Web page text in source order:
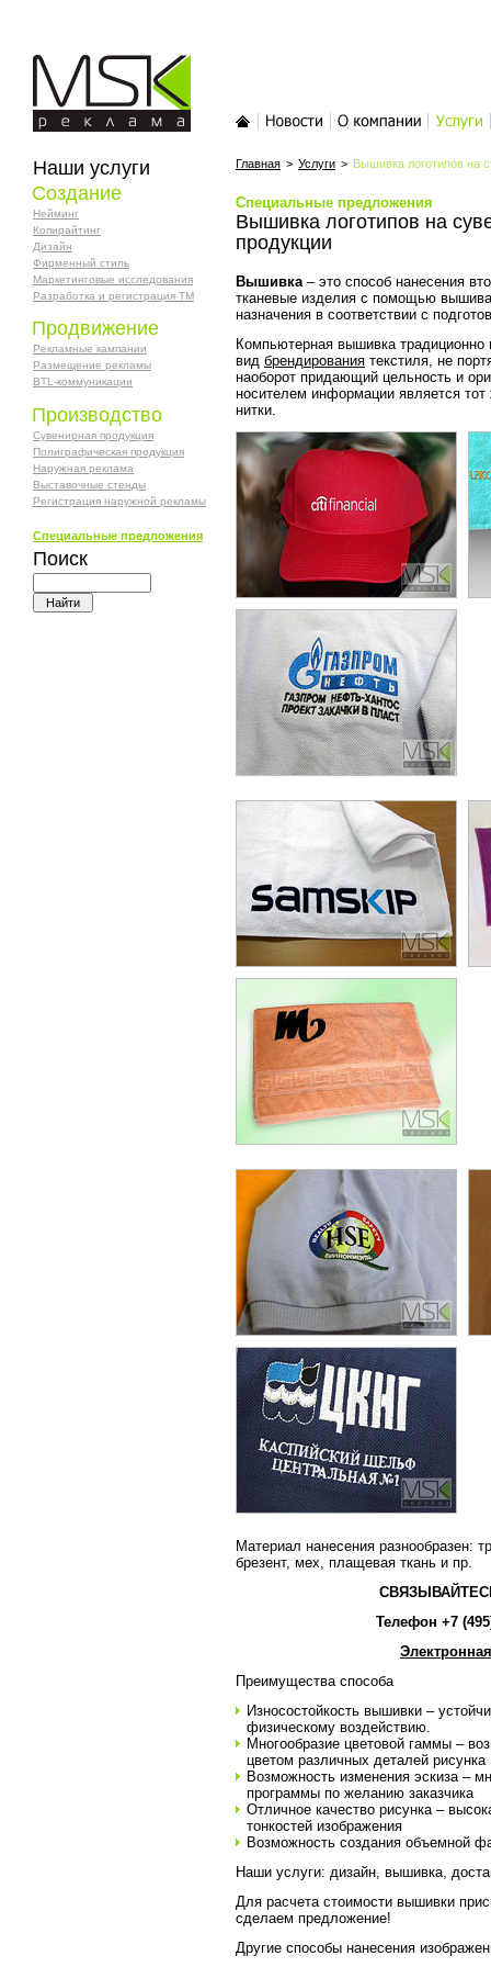
MSK-реклама
Главная > Услуги > Вышивка логотипов на
Специальные предложения
Вышивка логотипов на
продукции
Вышивка– это способ нанесения
тканевые изделия с помощью
назначения в соответствии с
Компьютерная вышивка традиционно
вид брендирования текстиля, не
наоборот придающий цельность и
носителем информации является тот
нитки.
Материал нанесения разнообразен:
брезент, мех, плащевая ткань и пр.
Телефон +7
Преимущества способа
Износостойкость вышивки –
физическому воздействию.
Многообразие цветовой гаммы –
цветом различных деталей рисунка
Возможность изменения эскиза –
программы по желанию заказчика
Отличное качество рисунка –
тонкостей изображения
Возможность создания объемной
Наши услуги: дизайн, вышивка,
Для расчета стоимости вышивки
сделаем предложение!
Другие способы нанесения
Наши услуги
Создание
Нейминг
Копирайтинг
Дизайн
Фирменный стиль
Маркетинговые исследования
Разработка и регистрация ТМ
Продвижение
Рекламные кампании
Размещение рекламы
BTL-коммуникации
Производство
Сувенирная продукция
Полиграфическая продукция
Наружная реклама
Выставочные стенды
Регистрация наружной рекламы
Специальные предложения
Поиск